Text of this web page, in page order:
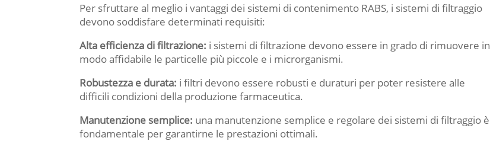
Per sfruttare al meglio i vantaggi dei sistemi di contenimento RABS, i sistemi di filtraggio
devono soddisfare determinati requisiti:
Alta efficienza di filtrazione: i sistemi di filtrazione devono essere in grado di rimuovere in
modo affidabile le particelle più piccole e i microrganismi.
Robustezza e durata: i filtri devono essere robusti e duraturi per poter resistere alle
difficili condizioni della produzione farmaceutica.
Manutenzione semplice: una manutenzione semplice e regolare dei sistemi di filtraggio è
fondamentale per garantirne le prestazioni ottimali.